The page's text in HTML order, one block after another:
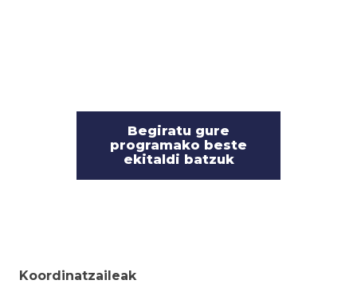
Begiratu gure
programako beste
ekitaldi batzuk
Koordinatzaileak